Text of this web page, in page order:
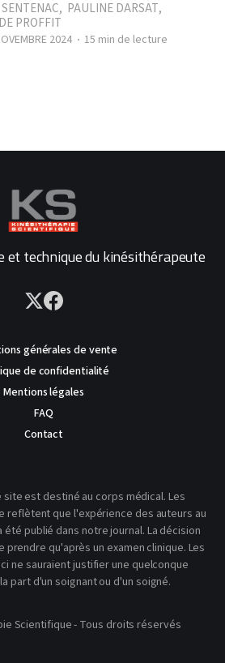
, PAULINE DARSAT,
PROFFIT
2024 15 min de lecture
et technique du kinésithérapeute
générales de vente
de confidentialité
Mentions légales
FAQ
Contact
site est destiné au corps médical. Les
reflètent que l'expérience des auteurs au
publié dans notre journal. La décision
qu'après un examen clinique. Les
ne sauraient justifier une quelconque
part d'un soignant ou d'un soigné.
Scientifique - Tous droits réservés